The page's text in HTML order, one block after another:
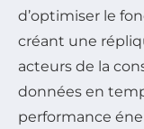
d’optimiser le
créant une
acteurs de la
données en
performance